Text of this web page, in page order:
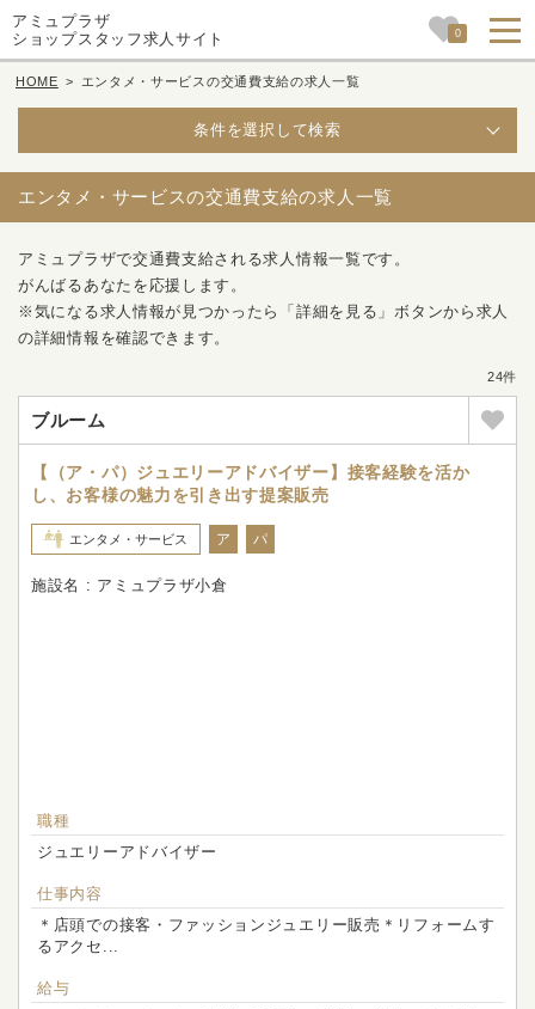
アミュプラザ
ショップスタッフ求人サイト
0
HOME > エンタメ・サービスの交通費支給の求人一覧
条件を選択して検索
エンタメ・サービスの交通費支給の求人一覧
アミュプラザで交通費支給される求人情報一覧です。
がんばるあなたを応援します。
※気になる求人情報が見つかったら「詳細を見る」ボタンから求人
の詳細情報を確認できます。
24件
ブルーム
【（ア・パ）ジュエリーアドバイザー】接客経験を活か
し、お客様の魅力を引き出す提案販売
エンタメ・サービス ア パ
施設名 : アミュプラザ小倉
職種
ジュエリーアドバイザー
仕事内容
＊店頭での接客・ファッションジュエリー販売＊リフォームす
るアクセ...
給与